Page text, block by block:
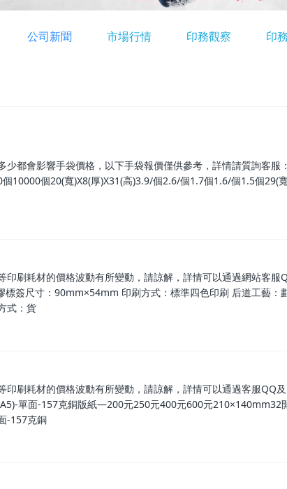
公司新聞 市場行情 印務觀察 印
都會影響手袋價格，以下手袋報價僅供參考，詳情請質詢客服
10000個20(寬)X8(厚)X31(高)3.9/個2.6/個1.7個1.6/個1.5個29(
刷耗材的價格波動有所變動，請諒解，詳情可以通過網站客服
簽尺寸：90mm×54mm 印刷方式：標準四色印刷 后道工藝：
式：貨
刷耗材的價格波動有所變動，請諒解，詳情可以通過客服QQ
單面-157克銅版紙—200元250元400元600元210×140mm32
-157克銅